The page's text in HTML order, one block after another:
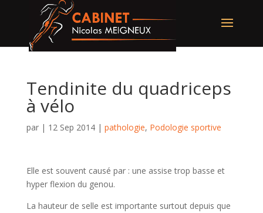
Tendinite du quadriceps
à vélo
par | 12 Sep 2014| pathologie, Podologie sportive
Elle est souvent causé par : une assise trop basse et
hyper flexion du genou.
La hauteur de selle est importante surtout depuis que